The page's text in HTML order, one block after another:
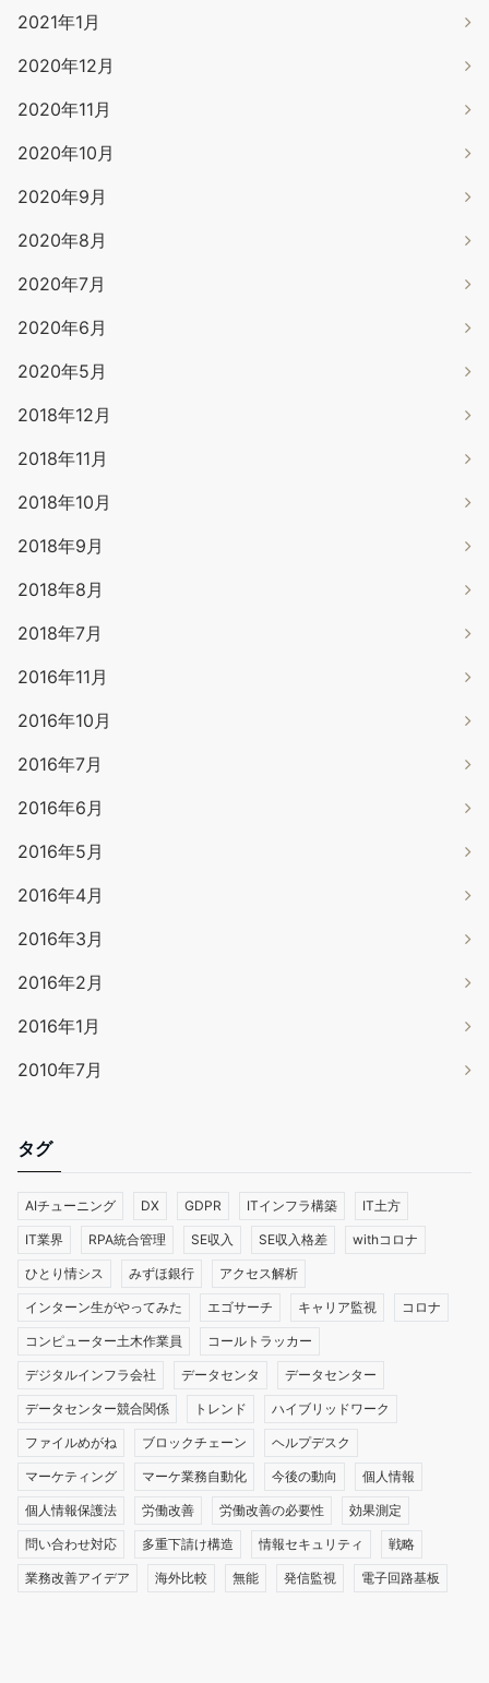
2021年1月
2020年12月
2020年11月
2020年10月
2020年9月
2020年8月
2020年7月
2020年6月
2020年5月
2018年12月
2018年11月
2018年10月
2018年9月
2018年8月
2018年7月
2016年11月
2016年10月
2016年7月
2016年6月
2016年5月
2016年4月
2016年3月
2016年2月
2016年1月
2010年7月
タグ
AIチューニング DX GDPR ITインフラ構築 IT土方
IT業界 RPA統合管理 SE収入 SE収入格差 withコロナ
ひとり情シス みずほ銀行 アクセス解析
インターン生がやってみた エゴサーチ キャリア監視 コロナ
コンピューター土木作業員 コールトラッカー
デジタルインフラ会社 データセンタ データセンター
データセンター競合関係 トレンド ハイブリッドワーク
ファイルめがね ブロックチェーン ヘルプデスク
マーケティング マーケ業務自動化 今後の動向 個人情報
個人情報保護法 労働改善 労働改善の必要性 効果測定
問い合わせ対応 多重下請け構造 情報セキュリティ 戦略
業務改善アイデア 海外比較 無能 発信監視 電子回路基板